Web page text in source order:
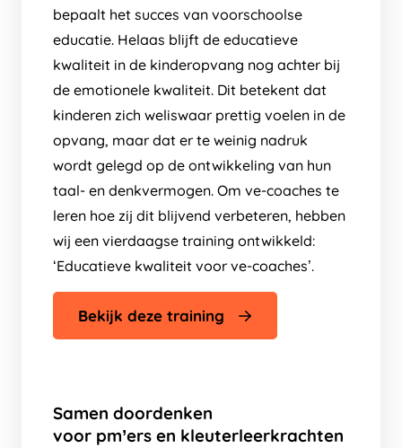
bepaalt het succes van voorschoolse
educatie. Helaas blijft de educatieve
kwaliteit in de kinderopvang nog achter bij
de emotionele kwaliteit. Dit betekent dat
kinderen zich weliswaar prettig voelen in de
opvang, maar dat er te weinig nadruk
wordt gelegd op de ontwikkeling van hun
taal- en denkvermogen. Om ve-coaches te
leren hoe zij dit blijvend verbeteren, hebben
wij een vierdaagse training ontwikkeld:
‘Educatieve kwaliteit voor ve-coaches’.
Bekijk deze training
Samen doordenken
voor pm’ers en kleuterleerkrachten